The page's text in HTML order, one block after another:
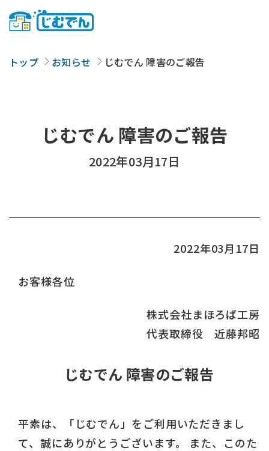
トップ お知らせ じむでん 障害のご報告
じむでん 障害のご報告
2022年03月17日
2022年03月17日
お客様各位
株式会社まほろば工房
代表取締役 近藤邦昭
じむでん 障害のご報告
平素は、「じむでん」をご利用いただきまし
て、誠にありがとうございます。 また、このた